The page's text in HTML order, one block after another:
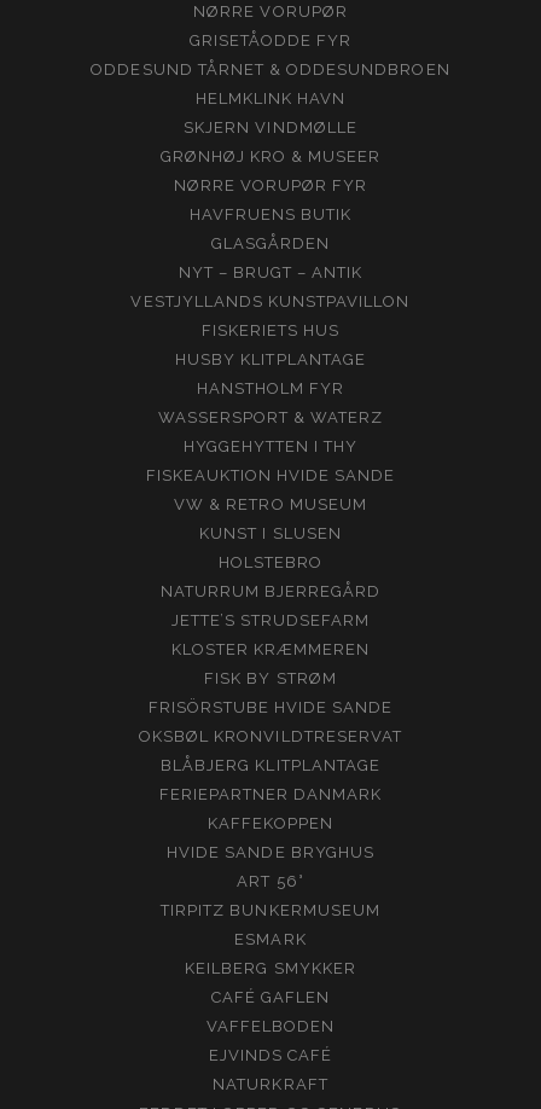
NØRRE VORUPØR
GRISETÅODDE FYR
ODDESUND TÅRNET & ODDESUNDBROEN
HELMKLINK HAVN
SKJERN VINDMØLLE
GRØNHØJ KRO & MUSEER
NØRRE VORUPØR FYR
HAVFRUENS BUTIK
GLASGÅRDEN
NYT – BRUGT – ANTIK
VESTJYLLANDS KUNSTPAVILLON
FISKERIETS HUS
HUSBY KLITPLANTAGE
HANSTHOLM FYR
WASSERSPORT & WATERZ
HYGGEHYTTEN I THY
FISKEAUKTION HVIDE SANDE
VW & RETRO MUSEUM
KUNST I SLUSEN
HOLSTEBRO
NATURRUM BJERREGÅRD
JETTE’S STRUDSEFARM
KLOSTER KRÆMMEREN
FISK BY STRØM
FRISÖRSTUBE HVIDE SANDE
OKSBØL KRONVILDTRESERVAT
BLÅBJERG KLITPLANTAGE
FERIEPARTNER DANMARK
KAFFEKOPPEN
HVIDE SANDE BRYGHUS
ART 56°
TIRPITZ BUNKERMUSEUM
ESMARK
KEILBERG SMYKKER
CAFÉ GAFLEN
VAFFELBODEN
EJVINDS CAFÉ
NATURKRAFT